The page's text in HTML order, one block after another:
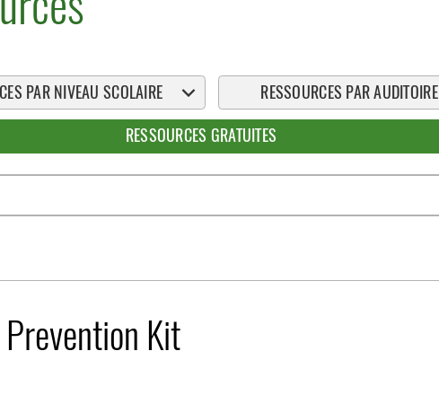
PAR NIVEAU SCOLAIRE RESSOURCES PAR AUDITOIRE
RESSOURCES GRATUITES
Kit